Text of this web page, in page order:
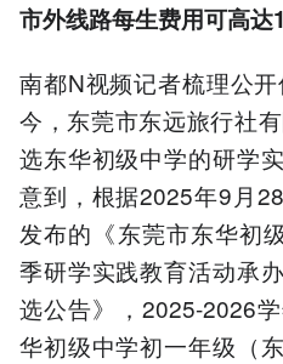
市外线路每生费用可高达
南都N视频记者梳理公
今，东莞市东远旅行社
选东华初级中学的研学
意到，根据2025年9月
发布的《东莞市东华初
季研学实践教育活动承
选公告》，2025-2026
华初级中学初一年级（